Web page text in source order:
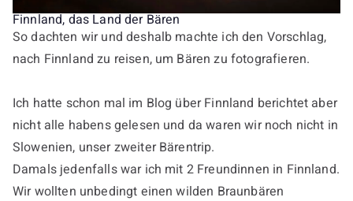
Finnland, das Land der Bären
So dachten wir und deshalb machte ich den Vorschlag,
nach Finnland zu reisen, um Bären zu fotografieren.
Ich hatte schon mal im Blog über Finnland berichtet aber
nicht alle habens gelesen und da waren wir noch nicht in
Slowenien, unser zweiter Bärentrip.
Damals jedenfalls war ich mit 2 Freundinnen in Finnland.
Wir wollten unbedingt einen wilden Braunbären